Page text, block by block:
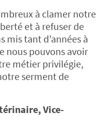
à clamer notre
et à refuser de
mis tant d’années à
nous pouvons avoir
métier privilégie,
serment de
Vice-